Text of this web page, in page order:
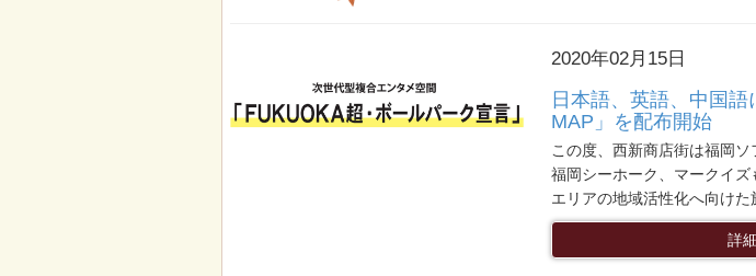
2020年02月15日
日本語、英語、中国
MAP」を配布開始
この度、西新商店街は福岡
福岡シーホーク、マークイ
エリアの地域活性化へ向け
詳